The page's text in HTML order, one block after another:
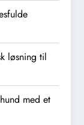
løsning til
med et